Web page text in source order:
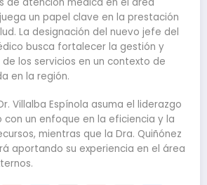
un papel clave en la prestación
La designación del nuevo jefe del
busca fortalecer la gestión y
los servicios en un contexto de
en la región.
Villalba Espínola asuma el liderazgo
un enfoque en la eficiencia y la
mientras que la Dra. Quiñónez
aportando su experiencia en el área